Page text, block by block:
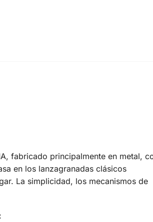
fabricado principalmente en metal,
en los lanzagranadas clásicos
La simplicidad, los mecanismos de